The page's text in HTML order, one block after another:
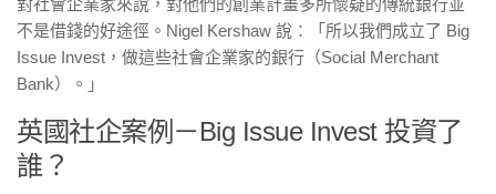
對社會企業家來說，對他們的創業計畫多所懷疑的傳統銀行並
不是借錢的好途徑。Nigel Kershaw 說：「所以我們成立了 Big
Issue Invest，做這些社會企業家的銀行（Social Merchant
Bank）。」
英國社企案例－Big Issue Invest 投資了
誰？